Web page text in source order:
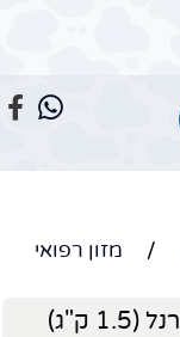
/
מזון רפואי